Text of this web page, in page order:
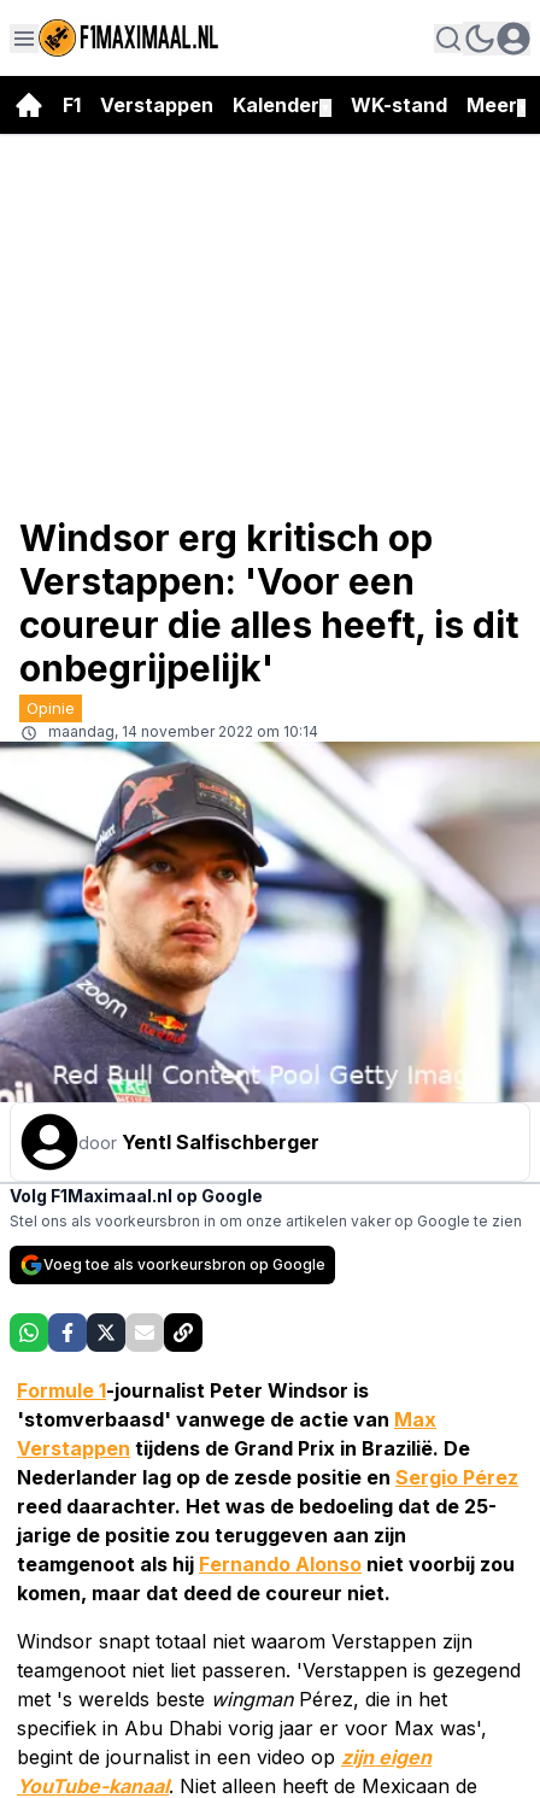
F1 Verstappen Kalender WK-stand Meer
Windsor erg kritisch op
Verstappen: 'Voor een
coureur die alles heeft, is dit
onbegrijpelijk'
Opinie
maandag, 14 november 2022 om 10:14
door Yentl Salfischberger
Volg F1Maximaal.nl op Google
Stel ons als voorkeursbron in om onze artikelen vaker op Google te zien
Voeg toe als voorkeursbron op Google
Formule 1-journalist Peter Windsor is
'stomverbaasd' vanwege de actie van Max
Verstappen tijdens de Grand Prix in Brazilië. De
Nederlander lag op de zesde positie en Sergio Pérez
reed daarachter. Het was de bedoeling dat de 25-
jarige de positie zou teruggeven aan zijn
teamgenoot als hij Fernando Alonso niet voorbij zou
komen, maar dat deed de coureur niet.
Windsor snapt totaal niet waarom Verstappen zijn
teamgenoot niet liet passeren. 'Verstappen is gezegend
met 's werelds beste wingman Pérez, die in het
specifiek in Abu Dhabi vorig jaar er voor Max was',
begint de journalist in een video op zijn eigen
YouTube-kanaal. Niet alleen heeft de Mexicaan de